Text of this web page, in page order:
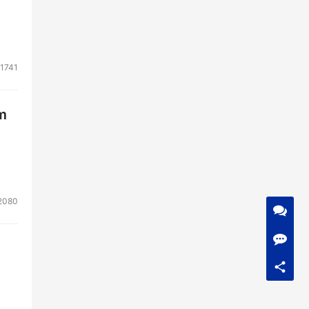
1741